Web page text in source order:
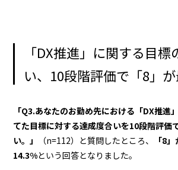
「DX推進」に関する目
い、10段階評価で「8」
「Q3.あなたのお勤め先における「DX推進
てた目標に対する達成度合いを10段階評価
い。」
（n=112）と質問したところ、
「8
14.3%という回答となりました。